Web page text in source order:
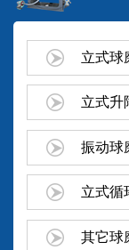
立式球
立式升
振动球
立式循
其它球